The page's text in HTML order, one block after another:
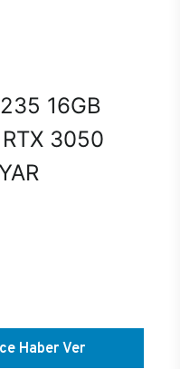
16GB
3050
Haber Ver